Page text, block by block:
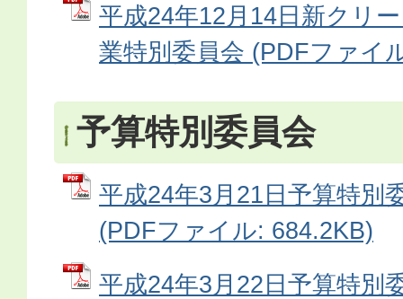
平成24年12月14日新クリ
業特別委員会 (PDFファイ
予算特別委員会
平成24年3月21日予算特別
(PDFファイル: 684.2KB)
平成24年3月22日予算特別